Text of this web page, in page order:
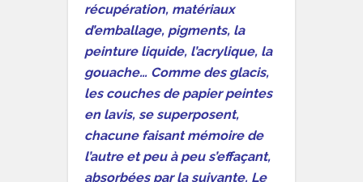
récupération, matériaux
d’emballage, pigments, la
peinture liquide, l’acrylique, la
gouache… Comme des glacis,
les couches de papier peintes
en lavis, se superposent,
chacune faisant mémoire de
l’autre et peu à peu s’effaçant,
absorbées par la suivante. Le